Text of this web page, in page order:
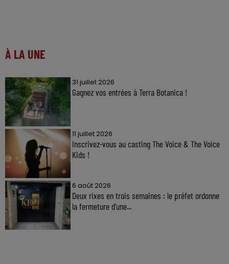
À LA UNE
31 juillet 2026
Gagnez vos entrées à Terra Botanica !
11 juillet 2026
Inscrivez-vous au casting The Voice & The Voice
Kids !
6 août 2026
Deux rixes en trois semaines : le préfet ordonne
la fermeture d'une...